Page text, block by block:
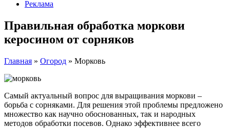
Реклама
Правильная обработка моркови
керосином от сорняков
Главная » Огород » Морковь
Самый актуальный вопрос для выращивания моркови –
борьба с сорняками. Для решения этой проблемы предложено
множество как научно обоснованных, так и народных
методов обработки посевов. Однако эффективнее всего